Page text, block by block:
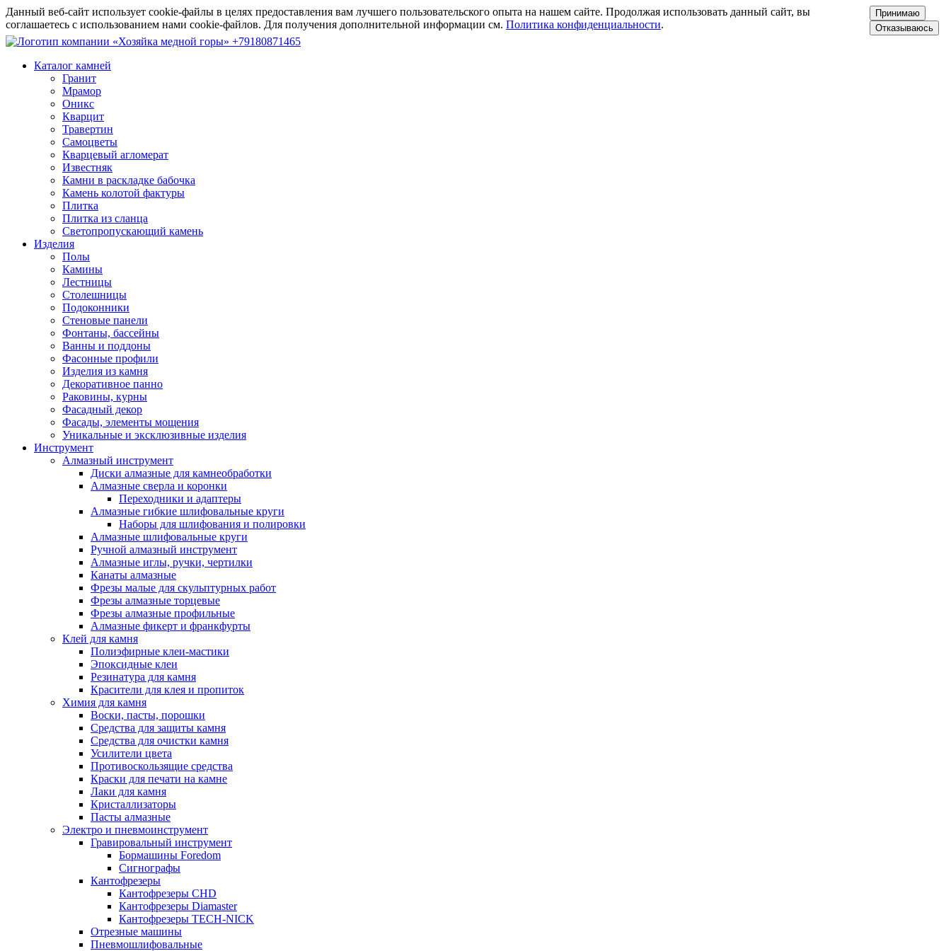
Данный веб-сайт использует cookie-файлы в целях предоставления вам лучшего пользовательского опыта на нашем сайте. Продолжая использовать данный сайт, вы
соглашаетесь с использованием нами cookie-файлов. Для получения дополнительной информации см. Политика конфиденциальности.
Принимаю
Отказываюсь
+79180871465
Каталог камней
Гранит
Мрамор
Оникс
Кварцит
Травертин
Самоцветы
Кварцевый агломерат
Известняк
Камни в раскладке бабочка
Камень колотой фактуры
Плитка
Плитка из сланца
Светопропускающий камень
Изделия
Полы
Камины
Лестницы
Столешницы
Подоконники
Стеновые панели
Фонтаны, бассейны
Ванны и поддоны
Фасонные профили
Изделия из камня
Декоративное панно
Раковины, курны
Фасадный декор
Фасады, элементы мощения
Уникальные и эксклюзивные изделия
Инструмент
Алмазный инструмент
Диски алмазные для камнеобработки
Алмазные сверла и коронки
Переходники и адаптеры
Алмазные гибкие шлифовальные круги
Наборы для шлифования и полировки
Алмазные шлифовальные круги
Ручной алмазный инструмент
Алмазные иглы, ручки, чертилки
Канаты алмазные
Фрезы малые для скульптурных работ
Фрезы алмазные торцевые
Фрезы алмазные профильные
Алмазные фикерт и франкфурты
Клей для камня
Полиэфирные клеи-мастики
Эпоксидные клеи
Резинатура для камня
Красители для клея и пропиток
Химия для камня
Воски, пасты, порошки
Средства для защиты камня
Средства для очистки камня
Усилители цвета
Противоскользящие средства
Краски для печати на камне
Лаки для камня
Кристаллизаторы
Пасты алмазные
Электро и пневмоинструмент
Гравировальный инструмент
Бормашины Foredom
Сигнографы
Кантофрезеры
Кантофрезеры CHD
Кантофрезеры Diamaster
Кантофрезеры TECH-NICK
Отрезные машины
Пневмошлифовальные